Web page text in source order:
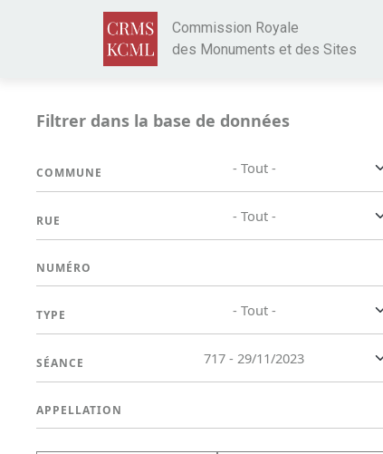
Aller au contenu principal
Commission Royale
des Monuments et des Sites
Filtrer dans la base de données
COMMUNE - Tout -
RUE - Tout -
NUMÉRO
TYPE - Tout -
SÉANCE 717 - 29/11/2023
APPELLATION